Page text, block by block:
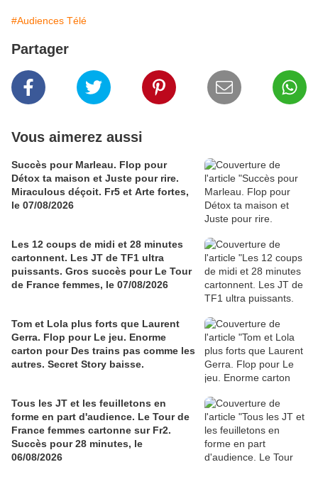
#Audiences Télé
Partager
Vous aimerez aussi
Succès pour Marleau. Flop pour
Détox ta maison et Juste pour rire.
Miraculous déçoit. Fr5 et Arte fortes,
le 07/08/2026
Les 12 coups de midi et 28 minutes
cartonnent. Les JT de TF1 ultra
puissants. Gros succès pour Le Tour
de France femmes, le 07/08/2026
Tom et Lola plus forts que Laurent
Gerra. Flop pour Le jeu. Enorme
carton pour Des trains pas comme les
autres. Secret Story baisse.
Tous les JT et les feuilletons en
forme en part d'audience. Le Tour de
France femmes cartonne sur Fr2.
Succès pour 28 minutes, le
06/08/2026